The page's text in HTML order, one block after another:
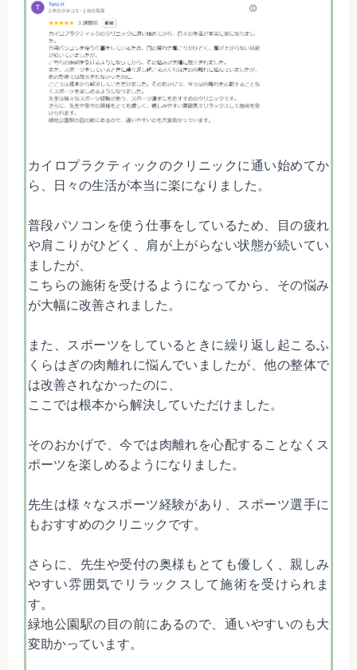
カイロプラクティックのクリニックに通い始めてか
ら、日々の生活が本当に楽になりました。
普段パソコンを使う仕事をしているため、目の疲れ
や肩こりがひどく、肩が上がらない状態が続いてい
ましたが、
こちらの施術を受けるようになってから、その悩み
が大幅に改善されました。
また、スポーツをしているときに繰り返し起こるふ
くらはぎの肉離れに悩んでいましたが、他の整体で
は改善されなかったのに、
ここでは根本から解決していただけました。
そのおかげで、今では肉離れを心配することなくス
ポーツを楽しめるようになりました。
先生は様々なスポーツ経験があり、スポーツ選手に
もおすすめのクリニックです。
さらに、先生や受付の奥様もとても優しく、親しみ
やすい雰囲気でリラックスして施術を受けられま
す。
緑地公園駅の目の前にあるので、通いやすいのも大
変助かっています。